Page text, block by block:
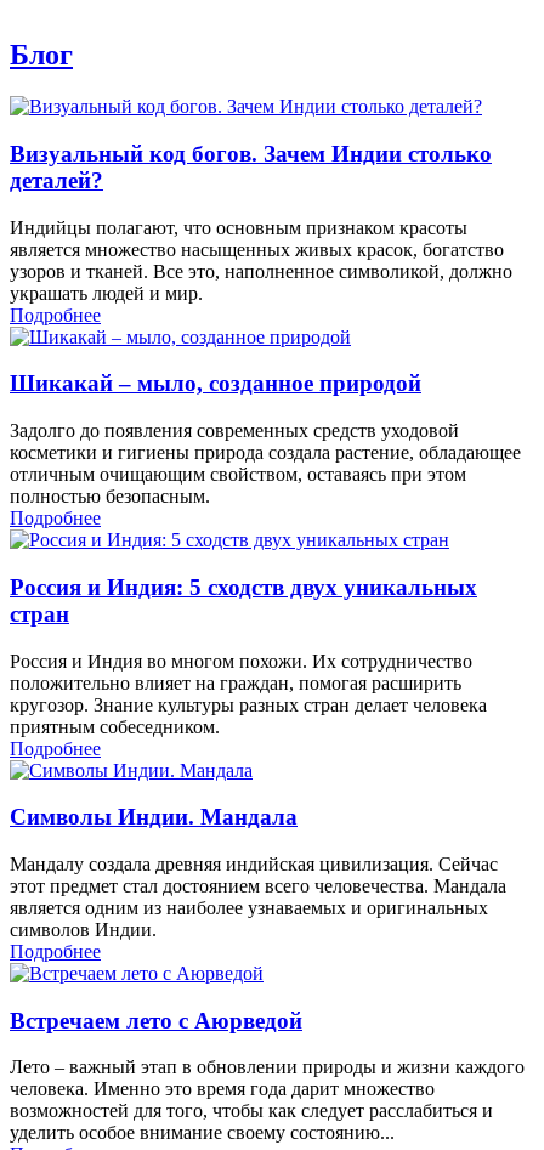
Блог
Визуальный код богов. Зачем Индии столько
деталей?
Индийцы полагают, что основным признаком красоты
является множество насыщенных живых красок, богатство
узоров и тканей. Все это, наполненное символикой, должно
украшать людей и мир.
Подробнее
Шикакай – мыло, созданное природой
Задолго до появления современных средств уходовой
косметики и гигиены природа создала растение, обладающее
отличным очищающим свойством, оставаясь при этом
полностью безопасным.
Подробнее
Россия и Индия: 5 сходств двух уникальных
стран
Россия и Индия во многом похожи. Их сотрудничество
положительно влияет на граждан, помогая расширить
кругозор. Знание культуры разных стран делает человека
приятным собеседником.
Подробнее
Символы Индии. Мандала
Мандалу создала древняя индийская цивилизация. Сейчас
этот предмет стал достоянием всего человечества. Мандала
является одним из наиболее узнаваемых и оригинальных
символов Индии.
Подробнее
Встречаем лето с Аюрведой
Лето – важный этап в обновлении природы и жизни каждого
человека. Именно это время года дарит множество
возможностей для того, чтобы как следует расслабиться и
уделить особое внимание своему состоянию...